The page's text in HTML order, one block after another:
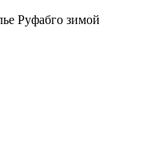
Руфабго зимой